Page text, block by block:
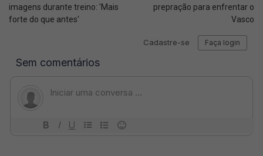
imagens durante treino: 'Mais
forte do que antes'
prepração para enfrentar o
Vasco